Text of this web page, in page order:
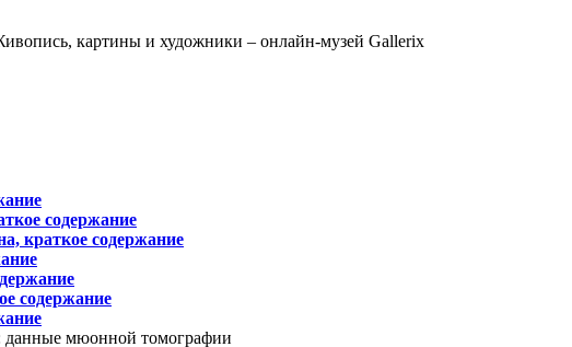
содержание
краткое содержание
содержание